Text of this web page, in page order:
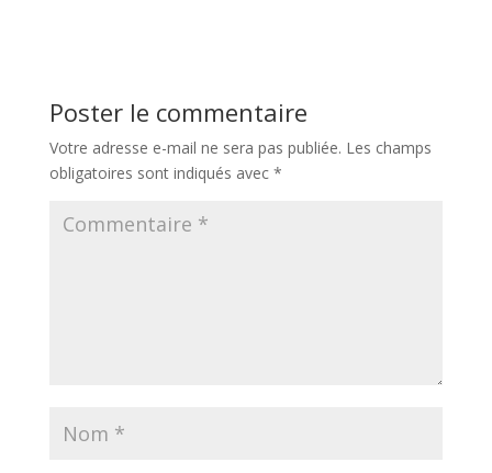
Poster le commentaire
Votre adresse e-mail ne sera pas publiée. Les champs
obligatoires sont indiqués avec *